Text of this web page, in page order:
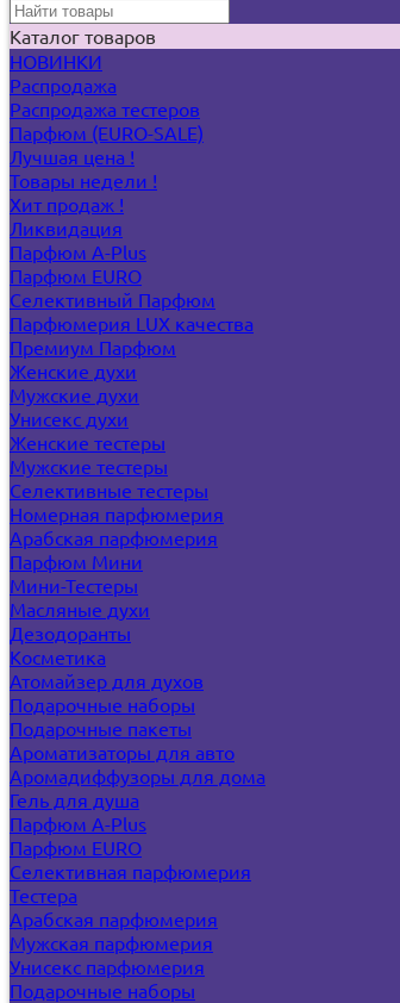
Каталог товаров
НОВИНКИ
Распродажа
Распродажа тестеров
Парфюм (EURO-SALE)
Лучшая цена !
Товары недели !
Хит продаж !
Ликвидация
Парфюм A-Plus
Парфюм EURO
Селективный Парфюм
Парфюмерия LUX качества
Премиум Парфюм
Женские духи
Мужские духи
Унисекс духи
Женские тестеры
Мужские тестеры
Селективные тестеры
Номерная парфюмерия
Арабская парфюмерия
Парфюм Мини
Мини-Тестеры
Масляные духи
Дезодоранты
Косметика
Атомайзер для духов
Подарочные наборы
Подарочные пакеты
Ароматизаторы для авто
Аромадиффузоры для дома
Гель для душа
Парфюм A-Plus
Парфюм EURO
Селективная парфюмерия
Тестера
Арабская парфюмерия
Мужская парфюмерия
Унисекс парфюмерия
Подарочные наборы